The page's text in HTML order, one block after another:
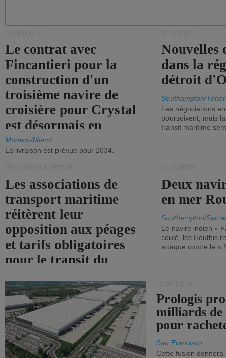
Le contrat avec
Fincantieri pour la
construction d'un
troisième navire de
croisière pour Crystal
est désormais en
vigueur.
Monaco/Miami
La livraison est prévue pour 2034.
Nouvelles
dans la
détroit
Southampton/
Les négociations
poursuivent, mais
transit maritime
Les associations de
transport maritime
réitèrent leur
opposition aux péages
et tarifs obligatoires
pour le transit du
Deux
en mer
Southampton/
Le navire indien «
coulé, les Houthis
attaque contre le «
Prologis
milliards
pour
San Francisco
Cette fusion